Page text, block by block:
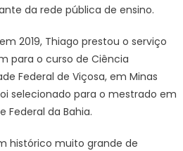
da rede pública de ensino.
2019, Thiago prestou o serviço
para o curso de Ciência
Federal de Viçosa, em Minas
selecionado para o mestrado em
Federal da Bahia.
histórico muito grande de